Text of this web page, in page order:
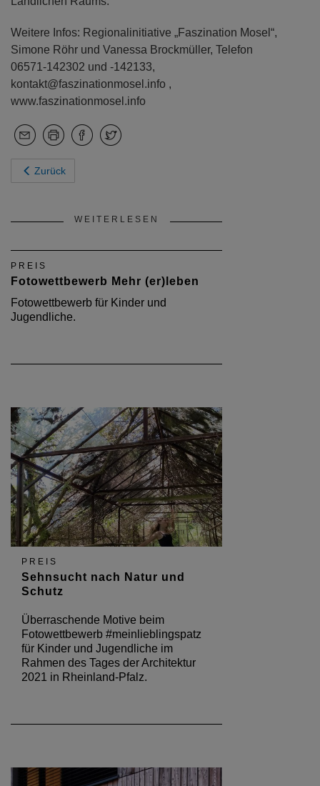
Weitere Infos: Regionalinitiative „Faszination Mosel“,
Simone Röhr und Vanessa Brockmüller, Telefon
06571-142302 und -142133,
kontakt@faszinationmosel.info ,
www.faszinationmosel.info
Zurück
WEITERLESEN
PREIS
Fotowettbewerb Mehr (er)leben
Fotowettbewerb für Kinder und
Jugendliche.
PREIS
Sehnsucht nach Natur und
Schutz
Überraschende Motive beim
Fotowettbewerb #meinlieblingspatz
für Kinder und Jugendliche im
Rahmen des Tages der Architektur
2021 in Rheinland-Pfalz.